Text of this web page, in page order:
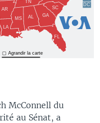
McConnell du
au Sénat, a